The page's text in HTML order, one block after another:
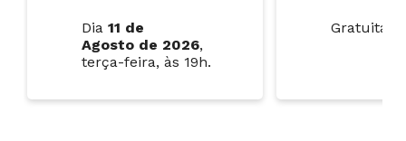
Dia 11 de
Agosto de 2026,
terça-feira, às 19h.
Gratuita.